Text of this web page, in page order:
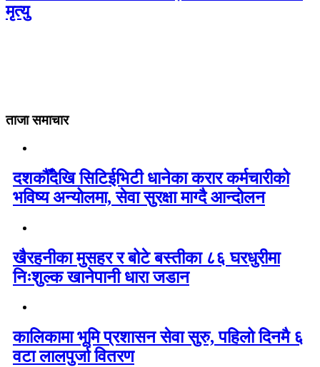
मृत्यु
ताजा समाचार
दशकौँदेखि सिटिईभिटी धानेका करार कर्मचारीको
भविष्य अन्योलमा, सेवा सुरक्षा माग्दै आन्दोलन
खैरहनीका मुसहर र बोटे बस्तीका ८६ घरधुरीमा
निःशुल्क खानेपानी धारा जडान
कालिकामा भूमि प्रशासन सेवा सुरु, पहिलो दिनमै ६
वटा लालपुर्जा वितरण